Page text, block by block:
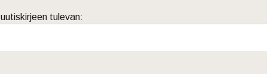
tulevan: